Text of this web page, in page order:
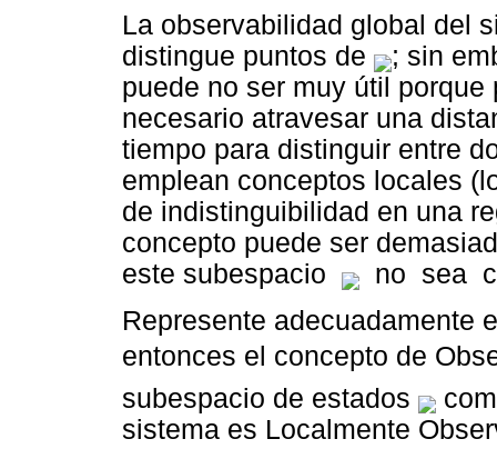
La observabilidad global del
distingue puntos de
; sin
puede no ser muy útil
necesario atravesar una
tiempo para distinguir entre
emplean conceptos locales
de indistinguibilidad en una
concepto puede ser
este subespacio
no sea
Represente adecuadamente
entonces el concepto de
subespacio de estados
sistema es Localmente